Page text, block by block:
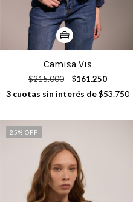
Camisa Vis
$215.000 $161.250
3 cuotas sin interés de$53.750
25% OFF